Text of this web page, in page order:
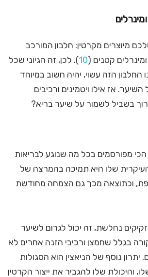
מיוצרים מקרטין: חלבון המורכב
קטנים (10). לכן, זה הגיוני שכל
החלבון הזה עשוי, יהיה חשוב במיוחד
אז אילו ויטמינים ורכיבים
בשביל לשמור על שיער בריא?
הכי מפורסמים בכל מה שנוגע לבריאות
שלו היא תמיכה בהמרצה של
וכתוצאה מכך גם הצמחה מחודשת
נחלשת, זה יכול לגרום לשיער
בגלל שחמצן ורכיבי הזנה אחרים לא
יתרון נוסף של הניאצין הוא הסגולות
והיכולת שלו להגביר את ייצור הקרטין